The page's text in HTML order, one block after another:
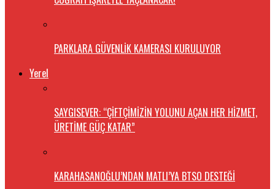
PARKLARA GÜVENLİK KAMERASI KURULUYOR
Yerel
SAYGISEVER: “ÇİFTÇİMİZİN YOLUNU AÇAN HER HİZMET,
ÜRETİME GÜÇ KATAR”
KARAHASANOĞLU’NDAN MATLI’YA BTSO DESTEĞİ